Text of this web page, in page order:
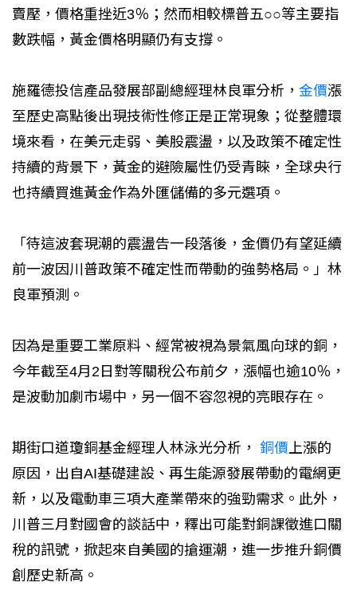
賣壓，價格重挫近3％；然而相較標普五○○等主要指
數跌幅，黃金價格明顯仍有支撐。
施羅德投信產品發展部副總經理林良軍分析， 金價漲
至歷史高點後出現技術性修正是正常現象；從整體環
境來看，在美元走弱、美股震盪，以及政策不確定性
持續的背景下，黃金的避險屬性仍受青睞，全球央行
也持續買進黃金作為外匯儲備的多元選項。
「待這波套現潮的震盪告一段落後，金價仍有望延續
前一波因川普政策不確定性而帶動的強勢格局。」林
良軍預測。
因為是重要工業原料、經常被視為景氣風向球的銅，
今年截至4月2日對等關稅公布前夕，漲幅也逾10％，
是波動加劇市場中，另一個不容忽視的亮眼存在。
期街口道瓊銅基金經理人林泳光分析， 銅價 上漲的
原因，出自AI基礎建設、再生能源發展帶動的電網更
新，以及電動車三項大產業帶來的強勁需求。此外，
川普三月對國會的談話中，釋出可能對銅課徵進口關
稅的訊號，掀起來自美國的搶運潮，進一步推升銅價
創歷史新高。